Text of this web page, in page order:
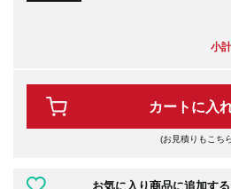
小
カートに入
(お見積りもこち